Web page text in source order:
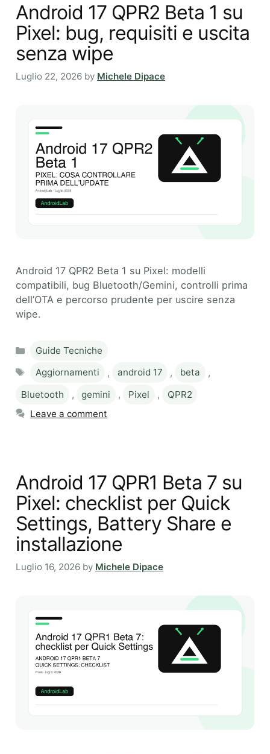
Android 17 QPR2 Beta 1 su
Pixel: bug, requisiti e uscita
senza wipe
Luglio 22, 2026 by Michele Dipace
Android 17 QPR2 Beta 1 su Pixel: modelli
compatibili, bug Bluetooth/Gemini, controlli prima
dell’OTA e percorso prudente per uscire senza
wipe.
Categories
Guide Tecniche
Tags
Aggiornamenti , android 17 , beta
,
Bluetooth
, gemini , Pixel ,
QPR2
Leave a comment
Android 17 QPR1 Beta 7 su
Pixel: checklist per Quick
Settings, Battery Share e
installazione
Luglio 16, 2026 by Michele Dipace